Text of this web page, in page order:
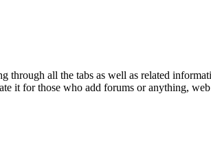
all the tabs as well as related
it for those who add forums or anything,